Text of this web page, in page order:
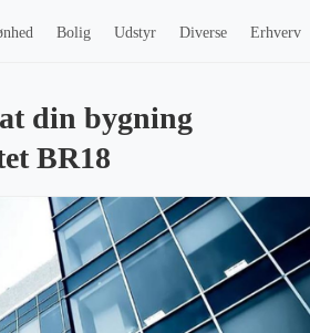
Bolig Udstyr Diverse Erhverv
din bygning
BR18